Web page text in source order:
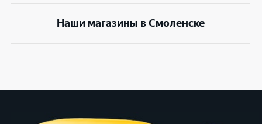
Наши магазины в Смоленске